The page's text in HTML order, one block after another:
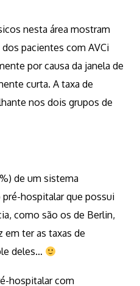
nesta área mostram
dos pacientes com AVCi
por causa da janela de
curta. A taxa de
nos dois grupos de
de um sistema
hospitalar que possui
como são os de Berlin,
em ter as taxas de
deles…
hospitalar com